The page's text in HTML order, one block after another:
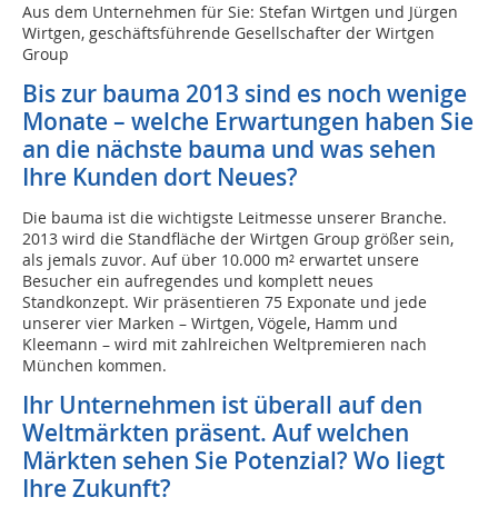
Aus dem Unternehmen für Sie: Stefan Wirtgen und Jürgen
Wirtgen, geschäftsführende Gesellschafter der Wirtgen
Group
Bis zur bauma 2013 sind es noch wenige
Monate – welche Erwartungen haben Sie
an die nächste bauma und was sehen
Ihre Kunden dort Neues?
Die bauma ist die wichtigste Leitmesse unserer Branche.
2013 wird die Standfläche der Wirtgen Group größer sein,
als jemals zuvor. Auf über 10.000 m² erwartet unsere
Besucher ein aufregendes und komplett neues
Standkonzept. Wir präsentieren 75 Exponate und jede
unserer vier Marken – Wirtgen, Vögele, Hamm und
Kleemann – wird mit zahlreichen Weltpremieren nach
München kommen.
Ihr Unternehmen ist überall auf den
Weltmärkten präsent. Auf welchen
Märkten sehen Sie Potenzial? Wo liegt
Ihre Zukunft?